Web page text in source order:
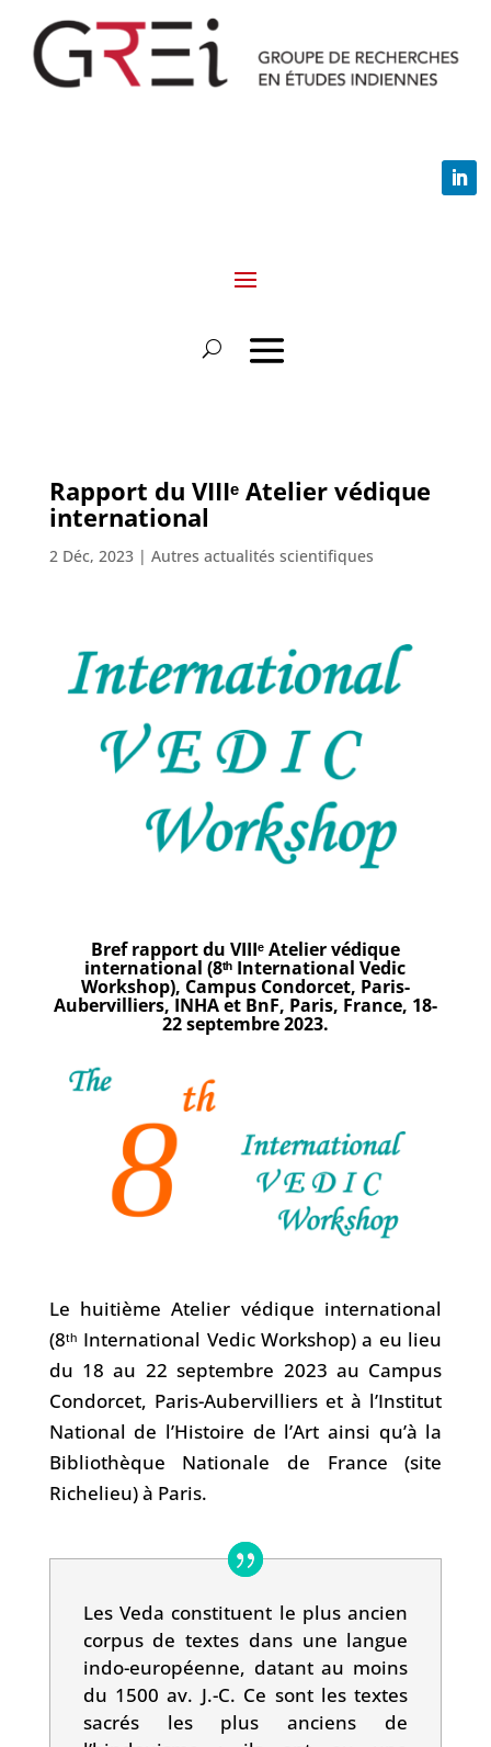
Rapport du VIIIᵉ Atelier védique
international
2 Déc, 2023| Autres actualités scientifiques
Bref rapport du VIIIᵉ Atelier védique
international (8ᵗʰ International Vedic
Workshop), Campus Condorcet, Paris-
Aubervilliers, INHA et BnF, Paris, France, 18-
22 septembre 2023.
Le huitième Atelier védique international
(8ᵗʰ International Vedic Workshop) a eu lieu
du 18 au 22 septembre 2023 au Campus
Condorcet, Paris-Aubervilliers et à l’Institut
National de l’Histoire de l’Art ainsi qu’à la
Bibliothèque Nationale de France (site
Richelieu) à Paris.
Les Veda constituent le plus ancien
corpus de textes dans une langue
indo-européenne, datant au moins
du 1500 av. J.-C. Ce sont les textes
sacrés les plus anciens de